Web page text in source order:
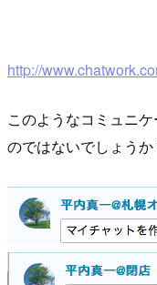
http://
このようなコミュニ
のではないでしょうか